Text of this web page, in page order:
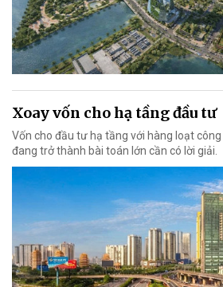
Xoay vốn cho hạ tầng đầu tư
Vốn cho đầu tư hạ tầng với hàng loạt
đang trở thành bài toán lớn cần có lời giải.